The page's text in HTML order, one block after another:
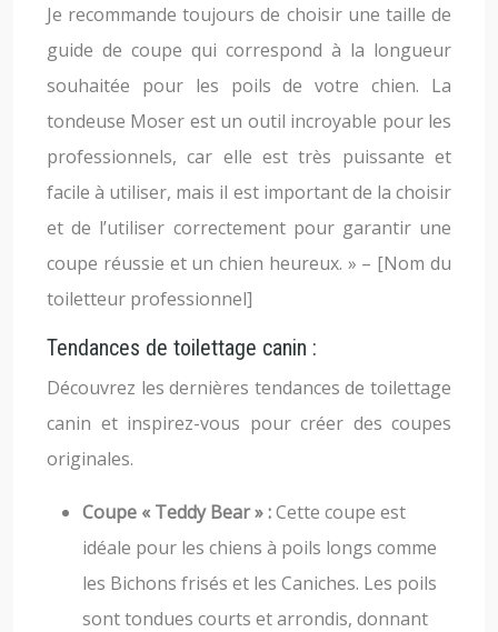
Je recommande toujours de choisir une taille de
guide de coupe qui correspond à la longueur
souhaitée pour les poils de votre chien. La
tondeuse Moser est un outil incroyable pour les
professionnels, car elle est très puissante et
facile à utiliser, mais il est important de la choisir
et de l’utiliser correctement pour garantir une
coupe réussie et un chien heureux. » – [Nom du
toiletteur professionnel]
Tendances de toilettage canin :
Découvrez les dernières tendances de toilettage
canin et inspirez-vous pour créer des coupes
originales.
Coupe « Teddy Bear » :Cette coupe est
idéale pour les chiens à poils longs comme
les Bichons frisés et les Caniches. Les poils
sont tondues courts et arrondis, donnant